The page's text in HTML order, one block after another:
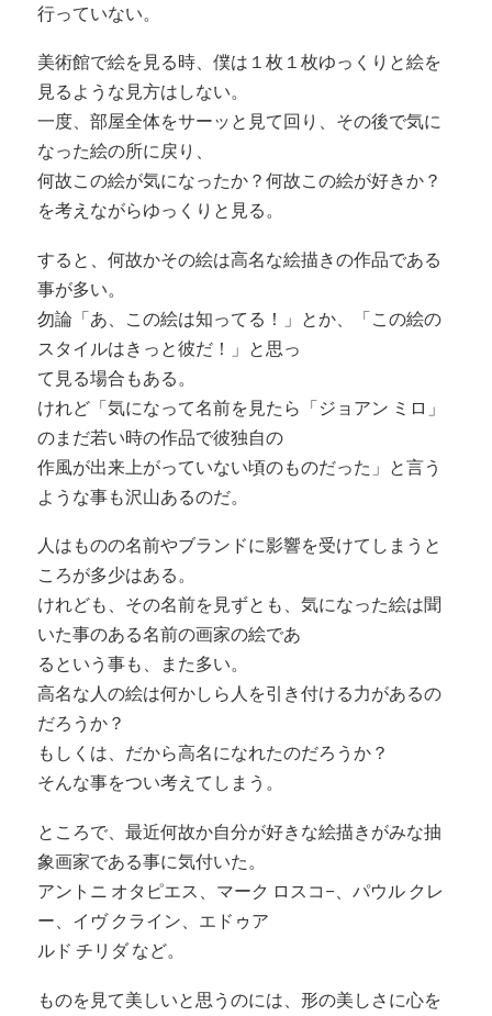
行っていない。
美術館で絵を見る時、僕は１枚１枚ゆっくりと絵を
見るような見方はしない。
一度、部屋全体をサーッと見て回り、その後で気に
なった絵の所に戻り、
何故この絵が気になったか？何故この絵が好きか？
を考えながらゆっくりと見る。
すると、何故かその絵は高名な絵描きの作品である
事が多い。
勿論「あ、この絵は知ってる！」とか、「この絵の
スタイルはきっと彼だ！」と思っ
て見る場合もある。
けれど「気になって名前を見たら「ジョアン ミロ」
のまだ若い時の作品で彼独自の
作風が出来上がっていない頃のものだった」と言う
ような事も沢山あるのだ。
人はものの名前やブランドに影響を受けてしまうと
ころが多少はある。
けれども、その名前を見ずとも、気になった絵は聞
いた事のある名前の画家の絵であ
るという事も、また多い。
高名な人の絵は何かしら人を引き付ける力があるの
だろうか？
もしくは、だから高名になれたのだろうか？
そんな事をつい考えてしまう。
ところで、最近何故か自分が好きな絵描きがみな抽
象画家である事に気付いた。
アントニ オタピエス、マーク ロスコ−、パウル クレ
ー、イヴ クライン、エドゥア
ルド チリダ など。
ものを見て美しいと思うのには、形の美しさに心を